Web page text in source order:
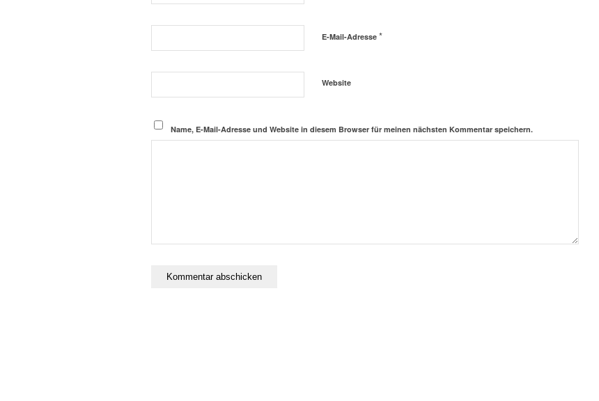
E-Mail-Adresse *
Website
Name, E-Mail-Adresse und Website in diesem Browser für meinen nächsten Kommentar speichern.